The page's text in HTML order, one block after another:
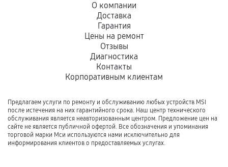
О компании
Доставка
Гарантия
Цены на ремонт
Отзывы
Диагностика
Контакты
Корпоративным клиентам
Предлагаем услуги по ремонту и обслуживанию любых устройств MSI
после истечения на них гарантийного срока. Наш центр технического
обслуживания является неавторизованным центром. Предложение цен на
сайте не является публичной офертой. Все обозначения и упоминания
торговой марки Мси используются нами исключительно для
информирования клиентов о предоставляемых услугах.